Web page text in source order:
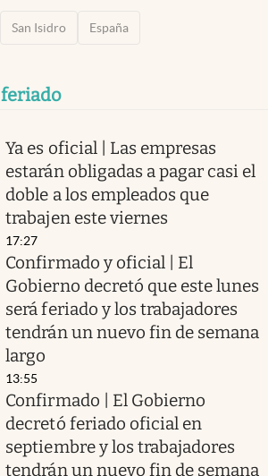
San Isidro España
feriado
Ya es oficial | Las empresas
estarán obligadas a pagar casi el
doble a los empleados que
trabajen este viernes
17:27
Confirmado y oficial | El
Gobierno decretó que este lunes
será feriado y los trabajadores
tendrán un nuevo fin de semana
largo
13:55
Confirmado | El Gobierno
decretó feriado oficial en
septiembre y los trabajadores
tendrán un nuevo fin de semana